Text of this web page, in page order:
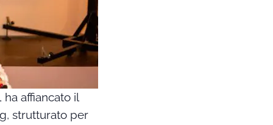
ha affiancato il
strutturato per